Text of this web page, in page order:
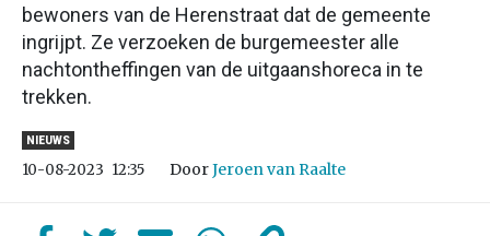
bewoners van de Herenstraat dat de gemeente
ingrijpt. Ze verzoeken de burgemeester alle
nachtontheffingen van de uitgaanshoreca in te
trekken.
NIEUWS
10-08-2023 12:35 DoorJeroen van Raalte